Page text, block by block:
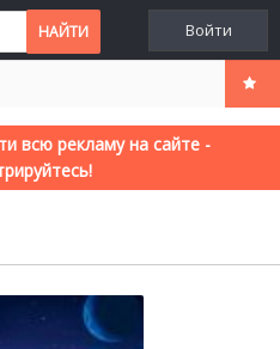
Войти
всю рекламу на сайте -